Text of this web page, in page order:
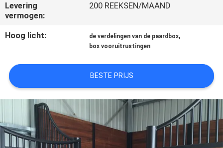
EEN
CITAAT
SITEMAP
PRIVACYBELEID
Levering
vermogen:
200 REEKSEN/MAAND
Hoog licht: de verdelingen van de paardbox,
box vooruitrustingen
BESTE PRIJS